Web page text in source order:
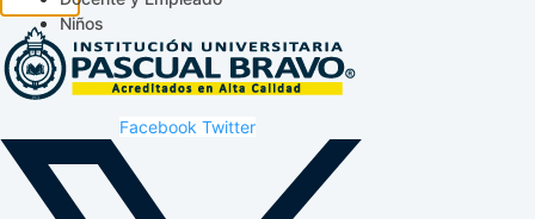
Niños
Facebook Twitter